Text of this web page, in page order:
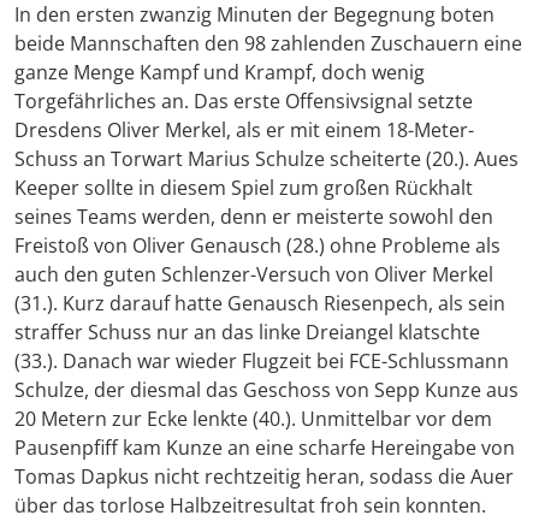
In den ersten zwanzig Minuten der Begegnung boten
beide Mannschaften den 98 zahlenden Zuschauern eine
ganze Menge Kampf und Krampf, doch wenig
Torgefährliches an. Das erste Offensivsignal setzte
Dresdens Oliver Merkel, als er mit einem 18-Meter-
Schuss an Torwart Marius Schulze scheiterte (20.). Aues
Keeper sollte in diesem Spiel zum großen Rückhalt
seines Teams werden, denn er meisterte sowohl den
Freistoß von Oliver Genausch (28.) ohne Probleme als
auch den guten Schlenzer-Versuch von Oliver Merkel
(31.). Kurz darauf hatte Genausch Riesenpech, als sein
straffer Schuss nur an das linke Dreiangel klatschte
(33.). Danach war wieder Flugzeit bei FCE-Schlussmann
Schulze, der diesmal das Geschoss von Sepp Kunze aus
20 Metern zur Ecke lenkte (40.). Unmittelbar vor dem
Pausenpfiff kam Kunze an eine scharfe Hereingabe von
Tomas Dapkus nicht rechtzeitig heran, sodass die Auer
über das torlose Halbzeitresultat froh sein konnten.